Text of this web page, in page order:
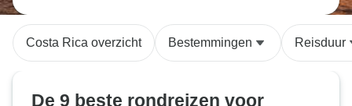
Costa Rica overzicht Bestemmingen Reisduur
De 9 beste rondreizen voor